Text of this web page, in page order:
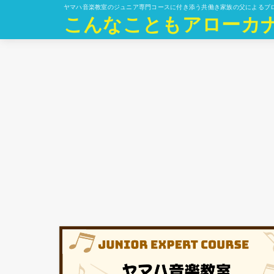
ヤマハ音楽教室のジュニア専門コースに付き添う共働き家族の父によるブ
こんなこともアローカ